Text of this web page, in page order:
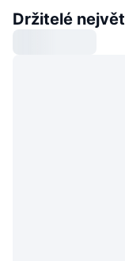
Držitelé